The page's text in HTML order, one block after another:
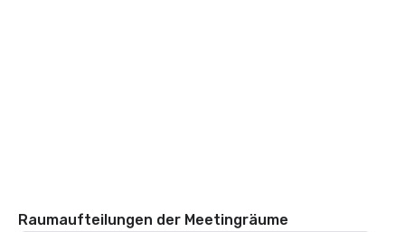
Raumaufteilungen der Meetingräume